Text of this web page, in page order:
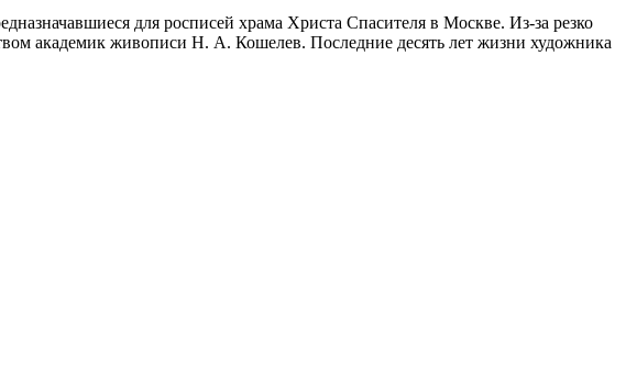
для росписей храма Христа Спасителя в Москве. Из-за резко
академик живописи Н. А. Кошелев. Последние десять лет жизни художника